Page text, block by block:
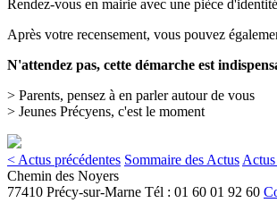
Rendez-vous en mairie avec une pièce
Après votre recensement, vous pouvez
N'attendez pas, cette démarche est
> Parents, pensez à en parler autour de vous
> Jeunes Précyens, c'est le moment
< Actus précédentes Sommaire des Actus
Chemin des Noyers
77410 Précy-sur-Marne Tél : 01 60 01 92 60